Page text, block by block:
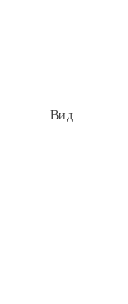
Вид